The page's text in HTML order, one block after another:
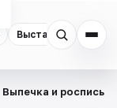
Выставки
Выпечка и роспись